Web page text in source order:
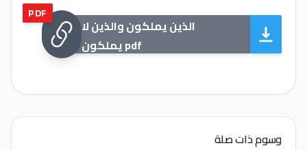
PDF
الذين يملكون والذين لا
يملكون pdf
وسوم ذات صلة